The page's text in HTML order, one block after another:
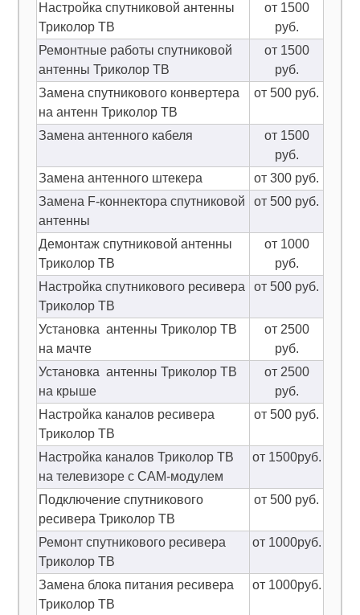
Настройка спутниковой антенны
Триколор ТВ
от 1500
руб.
Ремонтные работы спутниковой
антенны Триколор ТВ
от 1500
руб.
Замена спутникового конвертера
на антенн Триколор ТВ
от 500 руб.
Замена антенного кабеля
от 1500
руб.
Замена антенного штекера
от 300 руб.
Замена F-коннектора спутниковой
антенны
от 500 руб.
Демонтаж спутниковой антенны
Триколор ТВ
от 1000
руб.
Настройка спутникового ресивера
Триколор ТВ
от 500 руб.
Установка антенны Триколор ТВ
на мачте
от 2500
руб.
Установка антенны Триколор ТВ
на крыше
от 2500
руб.
Настройка каналов ресивера
Триколор ТВ
от 500 руб.
Настройка каналов Триколор ТВ
на телевизоре с CAM-модулем
от 1500руб.
Подключение спутникового
ресивера Триколор ТВ
от 500 руб.
Ремонт спутникового ресивера
Триколор ТВ
от 1000руб.
Замена блока питания ресивера
Триколор ТВ
от 1000руб.